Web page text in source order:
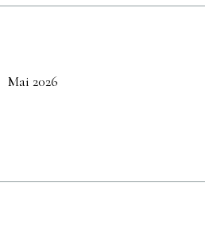
Mai 2026